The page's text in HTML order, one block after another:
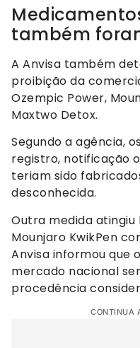
também
A Anvisa também
proibição da
Ozempic Power,
Maxtwo Detox.
Segundo a agência,
registro, notificação
teriam sido
desconhecida.
Outra medida
Mounjaro KwikPen
Anvisa informou que
mercado nacional
procedência
CONTINUA